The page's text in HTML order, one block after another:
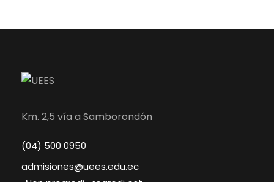
Km. 2,5 vía a Samborondón
(04) 500 0950
admisiones@uees.edu.ec